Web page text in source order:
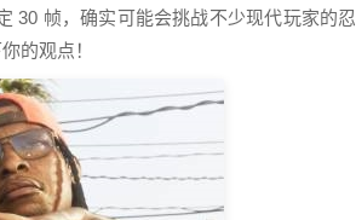
30 帧，确实可能会挑战不少现代玩家的忍
的观点！